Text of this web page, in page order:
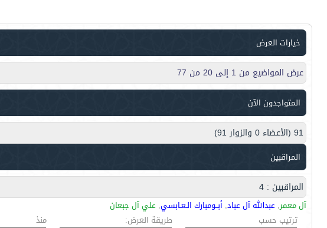
خيارات العرض
عرض المواضيع من 1 إلى 20 من 77
المتواجدون الآن
91 (الأعضاء 0 والزوار 91)
المراقبين
المراقبين : 4
آل معمر, عبدالله آل عباد, أبــومبارك الـعـابسي, علي آل جبعان
ترتيب حسب
طريقة العرض: منذ